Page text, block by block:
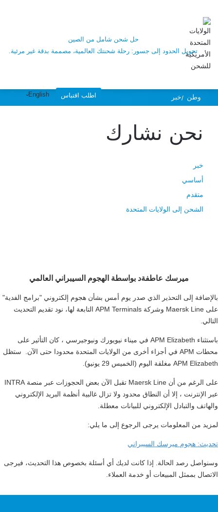
أخبار الشحن
الصينية، ميرسك تتأثر
بهجوم إلكتروني
عالمي
حل شحن شامل من الصين
تحويل الحدود إلى جسور: رحلة شحنتك العالمية، مصممة بدقة غير مرئية.
اطلب اقتباس English وطن خبر
نحن نشارك
خبر
أساسي
متقدم
الشحن إلى الولايات المتحدة
ميرسك عاطفةد بواسطة الهجوم السيبراني العالمي
بالإضافة إلى التحذير الذي صدر يوم أمس بشأن هجوم إلكتروني "برامج الفدية"
على Maersk Line وشركة APM Terminals التابعة لها، نود تقديم التحديث
التالي.
باستثناء APM Elizabeth في ميناء نيويورك ونيوجيرسي ، كان التأثير على
محطات APM في أجزاء أخرى من الولايات المتحدة محدودا حتى الآن. ستظل
APM Elizabeth مغلقة اليوم (الخميس 29 يونيو).
على الرغم من أن Maersk Line تقبل الآن بعض الحجوزات عبر منصة INTRA
عبر الإنترنت ، إلا أن النطاق محدود ولا تزال غالبية أنظمة البريد الإلكتروني
والهاتف والتبادل الإلكتروني للبيانات معطلة.
لمزيد من المعلومات يرجى الرجوع إلى ما يلي:
تحديث: هجوم ميرسك السيبراني
وسنواصل رصد الحالة. إذا كانت لديك أي أسئلة بخصوص هذا التحديث، فيرجى
الاتصال بممثل المبيعات أو خدمة العملاء.